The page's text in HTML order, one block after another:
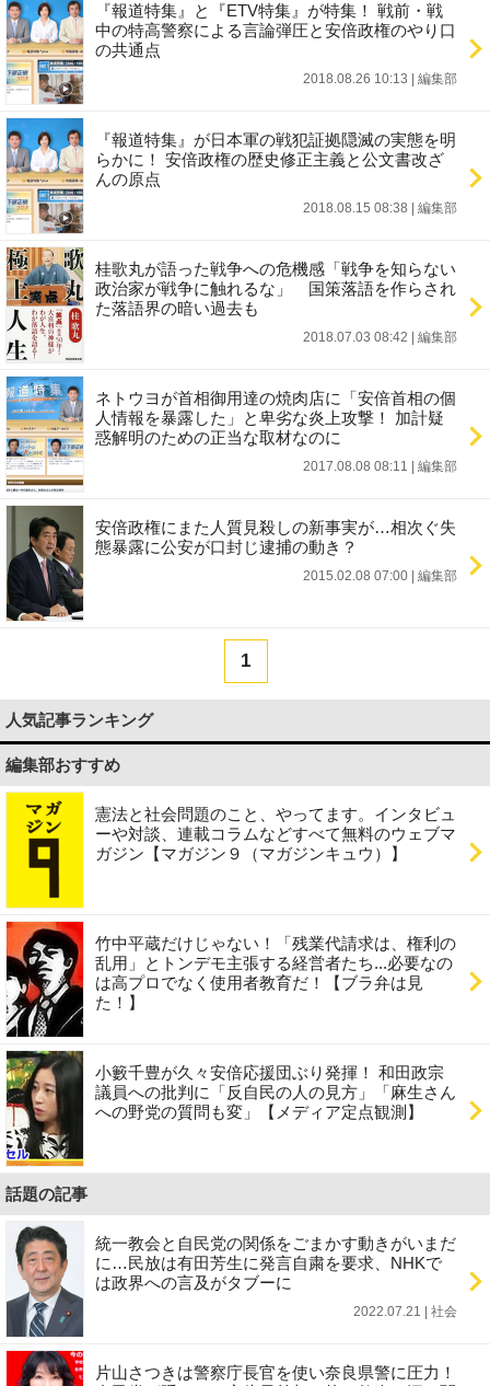
『報道特集』と『ETV特集』が特集！ 戦前・戦
中の特高警察による言論弾圧と安倍政権のやり口
の共通点
2018.08.26 10:13 編集部
『報道特集』が日本軍の戦犯証拠隠滅の実態を明
らかに！ 安倍政権の歴史修正主義と公文書改ざ
んの原点
2018.08.15 08:38 編集部
桂歌丸が語った戦争への危機感「戦争を知らない
政治家が戦争に触れるな」 国策落語を作らされ
た落語界の暗い過去も
2018.07.03 08:42 編集部
ネトウヨが首相御用達の焼肉店に「安倍首相の個
人情報を暴露した」と卑劣な炎上攻撃！ 加計疑
惑解明のための正当な取材なのに
2017.08.08 08:11 編集部
安倍政権にまた人質見殺しの新事実が…相次ぐ失
態暴露に公安が口封じ逮捕の動き？
2015.02.08 07:00 編集部
1
人気記事ランキング
編集部おすすめ
憲法と社会問題のこと、やってます。インタビュ
ーや対談、連載コラムなどすべて無料のウェブマ
ガジン【マガジン９（マガジンキュウ）】
竹中平蔵だけじゃない！「残業代請求は、権利の
乱用」とトンデモ主張する経営者たち...必要なの
は高プロでなく使用者教育だ！【ブラ弁は見
た！】
小籔千豊が久々安倍応援団ぶり発揮！ 和田政宗
議員への批判に「反自民の人の見方」「麻生さん
への野党の質問も変」【メディア定点観測】
話題の記事
統一教会と自民党の関係をごまかす動きがいまだ
に…民放は有田芳生に発言自粛を要求、NHKで
は政界への言及がタブーに
2022.07.21 | 社会
片山さつきは警察庁長官を使い奈良県警に圧力！